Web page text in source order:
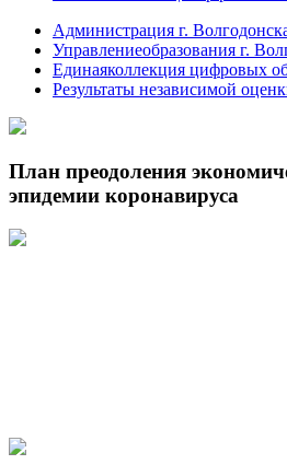
Администрация г.
Управлениеобразования г.
Единаяколлекция цифровых
Результаты независимой
План преодоления
эпидемии коронавируса